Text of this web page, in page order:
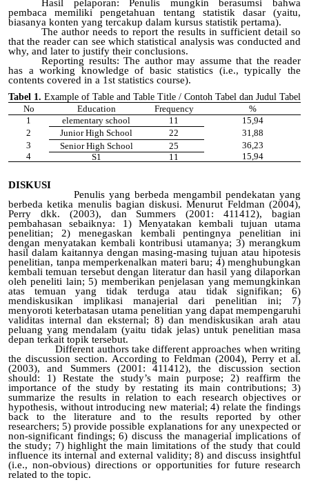
Hasil pelaporan: Penulis mungkin berasumsi bahwa
pembaca memiliki pengetahuan tentang statistik dasar (yaitu,
biasanya konten yang tercakup dalam kursus statistik pertama).
The author needs to report the results in sufficient detail so
that the reader can see which statistical analysis was conducted and
why, and later to justify their conclusions.
Reporting results: The author may assume that the reader
has a working knowledge of basic statistics (i.e., typically the
contents covered in a 1st statistics course).
Tabel 1. Example of Table and Table Title / Contoh Tabel dan Judul Tabel
No
Education Frequency
%
1
elementary school 11
15,94
2
Junior High School 22
31,88
3
Senior High School 25
36,23
4
S1 11 15,94
DISKUSI
Penulis yang berbeda mengambil pendekatan yang
berbeda ketika menulis bagian diskusi. Menurut Feldman (2004),
Perry dkk. (2003), dan Summers (2001: 411412), bagian
pembahasan sebaiknya: 1) Menyatakan kembali tujuan utama
penelitian; 2) menegaskan kembali pentingnya penelitian ini
dengan menyatakan kembali kontribusi utamanya; 3) merangkum
hasil dalam kaitannya dengan masing-masing tujuan atau hipotesis
penelitian, tanpa memperkenalkan materi baru; 4) menghubungkan
kembali temuan tersebut dengan literatur dan hasil yang dilaporkan
oleh peneliti lain; 5) memberikan penjelasan yang memungkinkan
atas temuan yang tidak terduga atau tidak signifikan; 6)
mendiskusikan implikasi manajerial dari penelitian ini; 7)
menyoroti keterbatasan utama penelitian yang dapat mempengaruhi
validitas internal dan eksternal; 8) dan mendiskusikan arah atau
peluang yang mendalam (yaitu tidak jelas) untuk penelitian masa
depan terkait topik tersebut.
Different authors take different approaches when writing
the discussion section. According to Feldman (2004), Perry et al.
(2003), and Summers (2001: 411412), the discussion section
should: 1) Restate the study’s main purpose; 2) reaffirm the
importance of the study by restating its main contributions; 3)
summarize the results in relation to each research objectives or
hypothesis, without introducing new material; 4) relate the findings
back to the literature and to the results reported by other
researchers; 5) provide possible explanations for any unexpected or
non-significant findings; 6) discuss the managerial implications of
the study; 7) highlight the main limitations of the study that could
influence its internal and external validity; 8) and discuss insightful
(i.e., non-obvious) directions or opportunities for future research
related to the topic.